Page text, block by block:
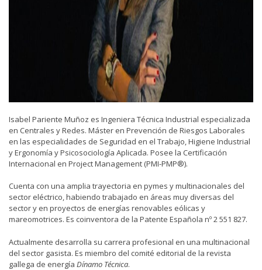
Isabel Pariente Muñoz es Ingeniera Técnica Industrial especializada
en Centrales y Redes. Máster en Prevención de Riesgos Laborales
en las especialidades de Seguridad en el Trabajo, Higiene Industrial
y Ergonomía y Psicosociología Aplicada. Posee la Certificación
Internacional en Project Management (PMI-PMP®).
Cuenta con una amplia trayectoria en pymes y multinacionales del
sector eléctrico, habiendo trabajado en áreas muy diversas del
sector y en proyectos de energías renovables eólicas y
mareomotrices. Es coinventora de la Patente Española nº 2 551 827.
Actualmente desarrolla su carrera profesional en una multinacional
del sector gasista. Es miembro del comité editorial de la revista
gallega de energía Dínamo Técnica.